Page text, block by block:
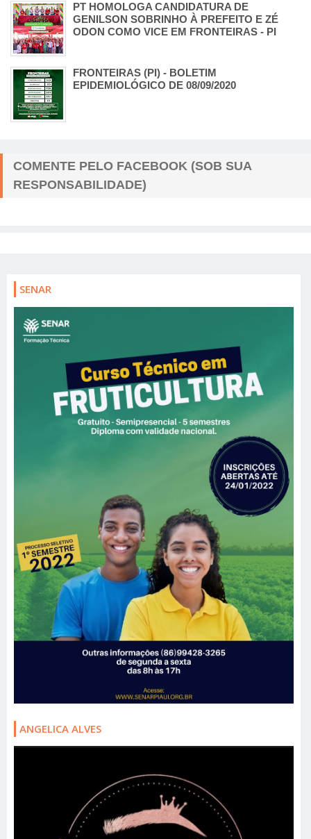
PT HOMOLOGA CANDIDATURA DE
GENILSON SOBRINHO À PREFEITO E ZÉ
ODON COMO VICE EM FRONTEIRAS - PI
FRONTEIRAS (PI) - BOLETIM
EPIDEMIOLÓGICO DE 08/09/2020
COMENTE PELO FACEBOOK (SOB SUA
RESPONSABILIDADE)
SENAR
ANGELICA ALVES